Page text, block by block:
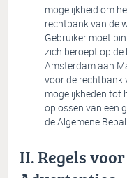
mogelijkheid om
rechtbank van de
Gebruiker moet
zich beroept op
Amsterdam aan
voor de rechtbank
mogelijkheden tot
oplossen van een
de Algemene
II. Regels